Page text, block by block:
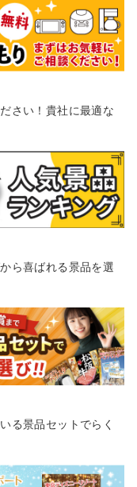
さい！貴社に最適な
ら喜ばれる景品を選
る景品セットでらく